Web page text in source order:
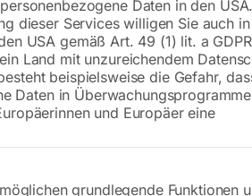
€ 90,00
inkl. MwSt. zzgl.Versandkosten
Lieferzeit:ca. 2 - 3 Tage
Bitte beachten Sie: Die Versandkosten
Daten in den
dieser Services willigen Sie auch
USA gemäß Art. 49 (1) lit. a
Land mit unzureichendem
beispielsweise die Gefahr,
Daten in
und Europäer eine
für die eine Einwilligung erteilt
grundlegende Funktionen